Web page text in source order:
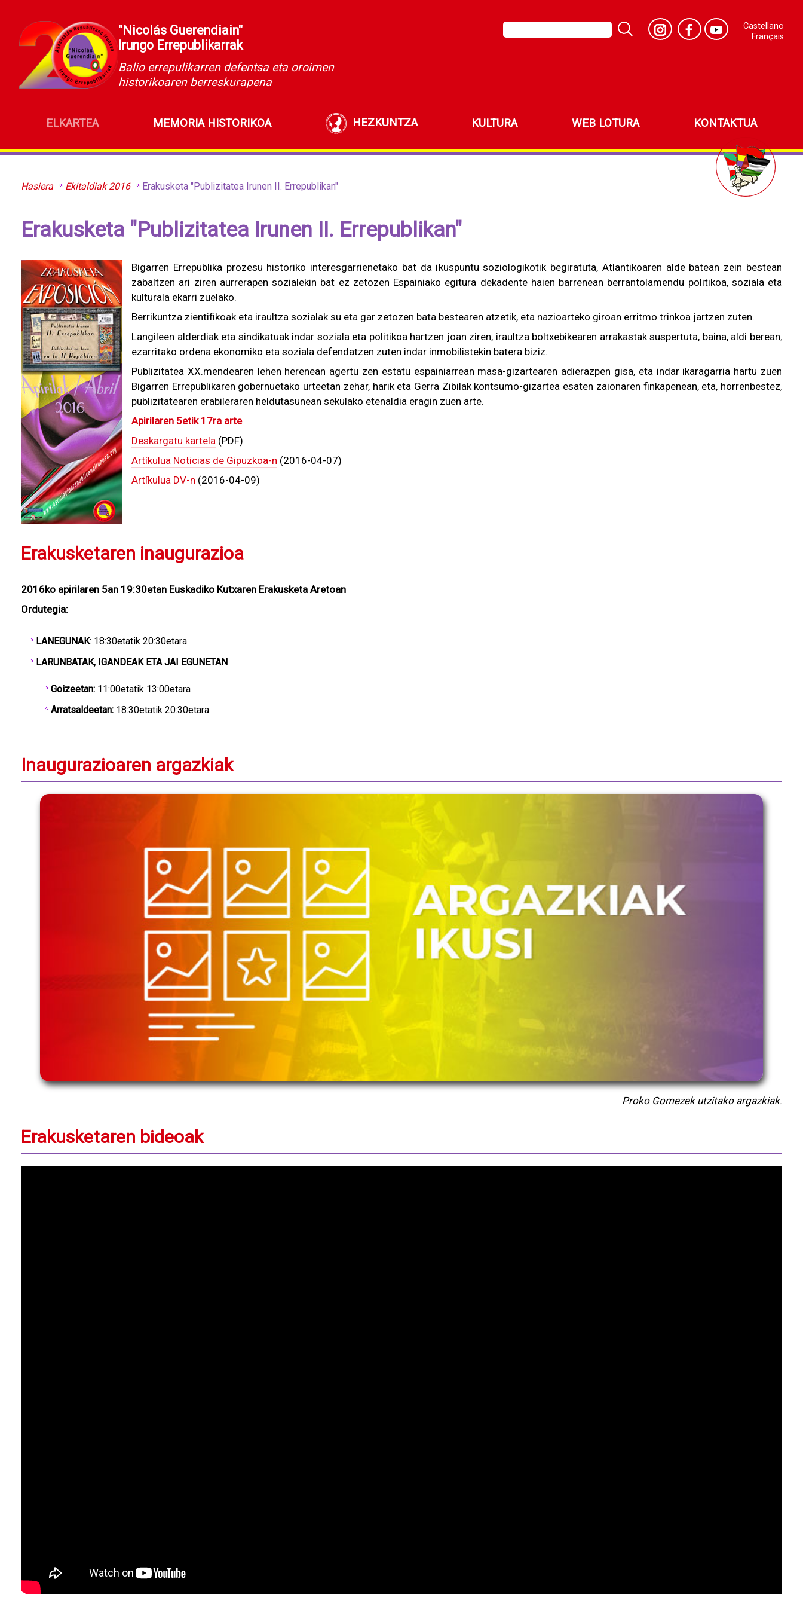
"Nicolás Guerendiain"
Irungo Errepublikarrak
Balio errepulikarren defentsa eta oroimen
historikoaren berreskurapena
Castellano
Français
ELKARTEA MEMORIA HISTORIKOA HEZKUNTZA KULTURA WEB LOTURA KONTAKTUA
Hasiera Ekitaldiak 2016 Erakusketa "Publizitatea Irunen II. Errepublikan"
Erakusketa "Publizitatea Irunen II. Errepublikan"
Bigarren Errepublika prozesu historiko interesgarrienetako bat da ikuspuntu soziologikotik begiratuta, Atlantikoaren alde batean zein bestean
zabaltzen ari ziren aurrerapen sozialekin bat ez zetozen Espainiako egitura dekadente haien barrenean berrantolamendu politikoa, soziala eta
kulturala ekarri zuelako.
Berrikuntza zientifikoak eta iraultza sozialak su eta gar zetozen bata bestearen atzetik, eta nazioarteko giroan erritmo trinkoa jartzen zuten.
Langileen alderdiak eta sindikatuak indar soziala eta politikoa hartzen joan ziren, iraultza boltxebikearen arrakastak suspertuta, baina, aldi berean,
ezarritako ordena ekonomiko eta soziala defendatzen zuten indar inmobilistekin batera biziz.
Publizitatea XX.mendearen lehen herenean agertu zen estatu espainiarrean masa-gizartearen adierazpen gisa, eta indar ikaragarria hartu zuen
Bigarren Errepublikaren gobernuetako urteetan zehar, harik eta Gerra Zibilak kontsumo-gizartea esaten zaionaren finkapenean, eta, horrenbestez,
publizitatearen erabileraren heldutasunean sekulako etenaldia eragin zuen arte.
Apirilaren 5etik 17ra arte
Deskargatu kartela (PDF)
Artíkulua Noticias de Gipuzkoa-n (2016-04-07)
Artíkulua DV-n (2016-04-09)
Erakusketaren inaugurazioa
2016ko apirilaren 5an 19:30etan Euskadiko Kutxaren Erakusketa Aretoan
Ordutegia:
LANEGUNAK: 18:30etatik 20:30etara
LARUNBATAK, IGANDEAK ETA JAI EGUNETAN
Goizeetan: 11:00etatik 13:00etara
Arratsaldeetan: 18:30etatik 20:30etara
Inaugurazioaren argazkiak
Proko Gomezek utzitako argazkiak.
Erakusketaren bideoak